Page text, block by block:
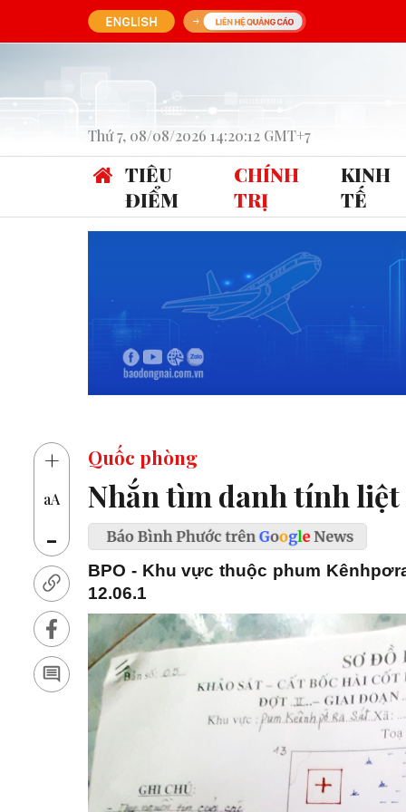
Thứ 7, 08/08/2026 14:20:12 GMT+7
TIÊU
ĐIỂM
CHÍNH
TRỊ
KINH
TẾ
+
aA
-
Quốc phòng
Nhắn tìm danh tính liệt
BPO - Khu vực thuộc phum
12.06.1